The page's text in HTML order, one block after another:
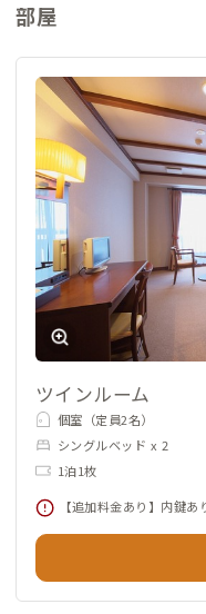
部屋
ツインルーム
個室（定員2名）
シングルベッド x 2
1泊1枚
【追加料金あり】内鍵あ